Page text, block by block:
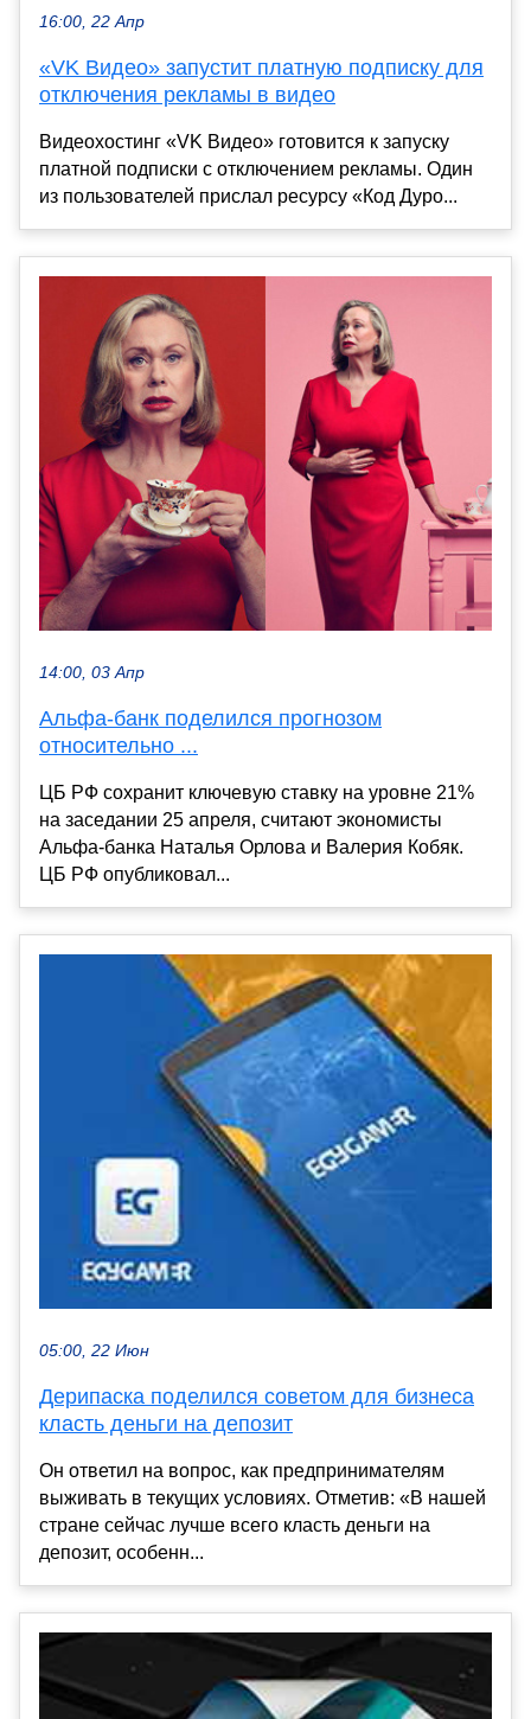
16:00, 22 Апр
«VK Видео» запустит платную подписку для
отключения рекламы в видео
Видеохостинг «VK Видео» готовится к запуску
платной подписки с отключением рекламы. Один
из пользователей прислал ресурсу «Код Дуро...
14:00, 03 Апр
Альфа-банк поделился прогнозом
относительно ...
ЦБ РФ сохранит ключевую ставку на уровне 21%
на заседании 25 апреля, считают экономисты
Альфа-банка Наталья Орлова и Валерия Кобяк.
ЦБ РФ опубликовал...
05:00, 22 Июн
Дерипаска поделился советом для бизнеса
класть деньги на депозит
Он ответил на вопрос, как предпринимателям
выживать в текущих условиях. Отметив: «В нашей
стране сейчас лучше всего класть деньги на
депозит, особенн...